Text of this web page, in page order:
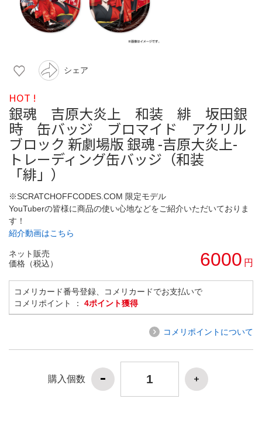
シェア
HOT !
銀魂 吉原大炎上 和装 緋 坂田銀
時 缶バッジ ブロマイド アクリル
ブロック 新劇場版 銀魂 -吉原大炎上-
トレーディング缶バッジ（和装
「緋」）
※SCRATCHOFFCODES.COM 限定モデル
YouTuberの皆様に商品の使い心地などをご紹介いただいておりま
す！
紹介動画はこちら
ネット販売
価格（税込）
6000 円
コメリカード番号登録、コメリカードでお支払いで
コメリポイント ： 4ポイント獲得
コメリポイントについて
購入個数